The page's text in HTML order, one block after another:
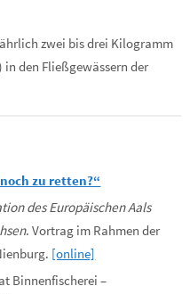
zwei bis drei Kilogramm
in den Fließgewässern der
zu retten?“
des Europäischen Aals
. Vortrag im Rahmen der
[online]
Binnenfischerei –